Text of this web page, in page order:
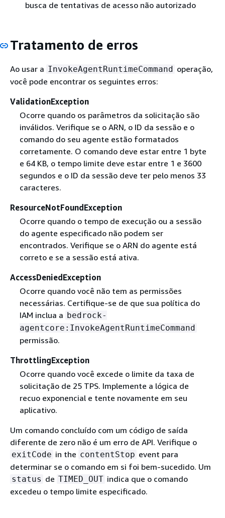
busca de tentativas de acesso não autorizado
Tratamento de erros
Ao usar a InvokeAgentRuntimeCommand operação,
você pode encontrar os seguintes erros:
ValidationException
Ocorre quando os parâmetros da solicitação são
inválidos. Verifique se o ARN, o ID da sessão e o
comando do seu agente estão formatados
corretamente. O comando deve estar entre 1 byte
e 64 KB, o tempo limite deve estar entre 1 e 3600
segundos e o ID da sessão deve ter pelo menos 33
caracteres.
ResourceNotFoundException
Ocorre quando o tempo de execução ou a sessão
do agente especificado não podem ser
encontrados. Verifique se o ARN do agente está
correto e se a sessão está ativa.
AccessDeniedException
Ocorre quando você não tem as permissões
necessárias. Certifique-se de que sua política do
IAM inclua a bedrock-
agentcore:InvokeAgentRuntimeCommand
permissão.
ThrottlingException
Ocorre quando você excede o limite da taxa de
solicitação de 25 TPS. Implemente a lógica de
recuo exponencial e tente novamente em seu
aplicativo.
Um comando concluído com um código de saída
diferente de zero não é um erro de API. Verifique o
exitCode in the contentStop event para
determinar se o comando em si foi bem-sucedido. Um
status de TIMED_OUT indica que o comando
excedeu o tempo limite especificado.